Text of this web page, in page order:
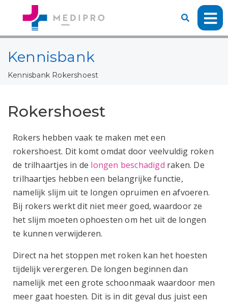
Kennisbank
Kennisbank Rokershoest
Rokershoest
Rokers hebben vaak te maken met een
rokershoest. Dit komt omdat door veelvuldig roken
de trilhaartjes in de longen beschadigd raken. De
trilhaartjes hebben een belangrijke functie,
namelijk slijm uit te longen opruimen en afvoeren.
Bij rokers werkt dit niet meer goed, waardoor ze
het slijm moeten ophoesten om het uit de longen
te kunnen verwijderen.
Direct na het stoppen met roken kan het hoesten
tijdelijk verergeren. De longen beginnen dan
namelijk met een grote schoonmaak waardoor men
meer gaat hoesten. Dit is in dit geval dus juist een